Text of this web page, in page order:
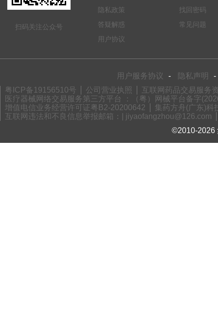
扫码关注公众号
隐私政策
答疑解惑
用户协议
找回密码
常见问题
用户服务协议 - 隐私声明
-
粤ICP备19156510号
公司营业执照
互联网药品交易服务
医疗器械网络交易服务第三方平台 ：（粤）网械平台备字
增值电信业务经营许可证粤B2-20200642
集药方舟(广东)科
互联网违法和不良信息举报邮箱：| jiyaofangzhou@126.com
©2010-2026